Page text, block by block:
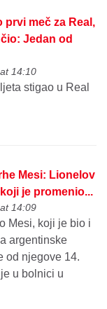
prvi meč za Real,
Jedan od
14:10
stigao u Real
Mesi: Lionelov
je promenio...
14:09
Mesi, koji je bio i
argentinske
od njegove 14.
u bolnici u